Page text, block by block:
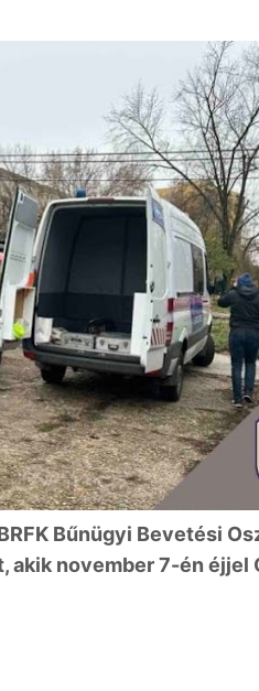
Bűnügyi Bevetési
akik november 7-én éjjel